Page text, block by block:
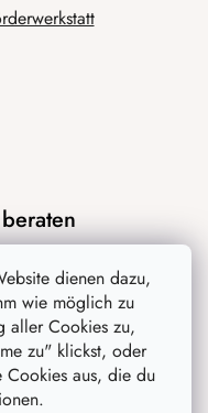
dienen dazu,
wie möglich zu
aller Cookies zu,
zu" klickst, oder
Cookies aus, die du